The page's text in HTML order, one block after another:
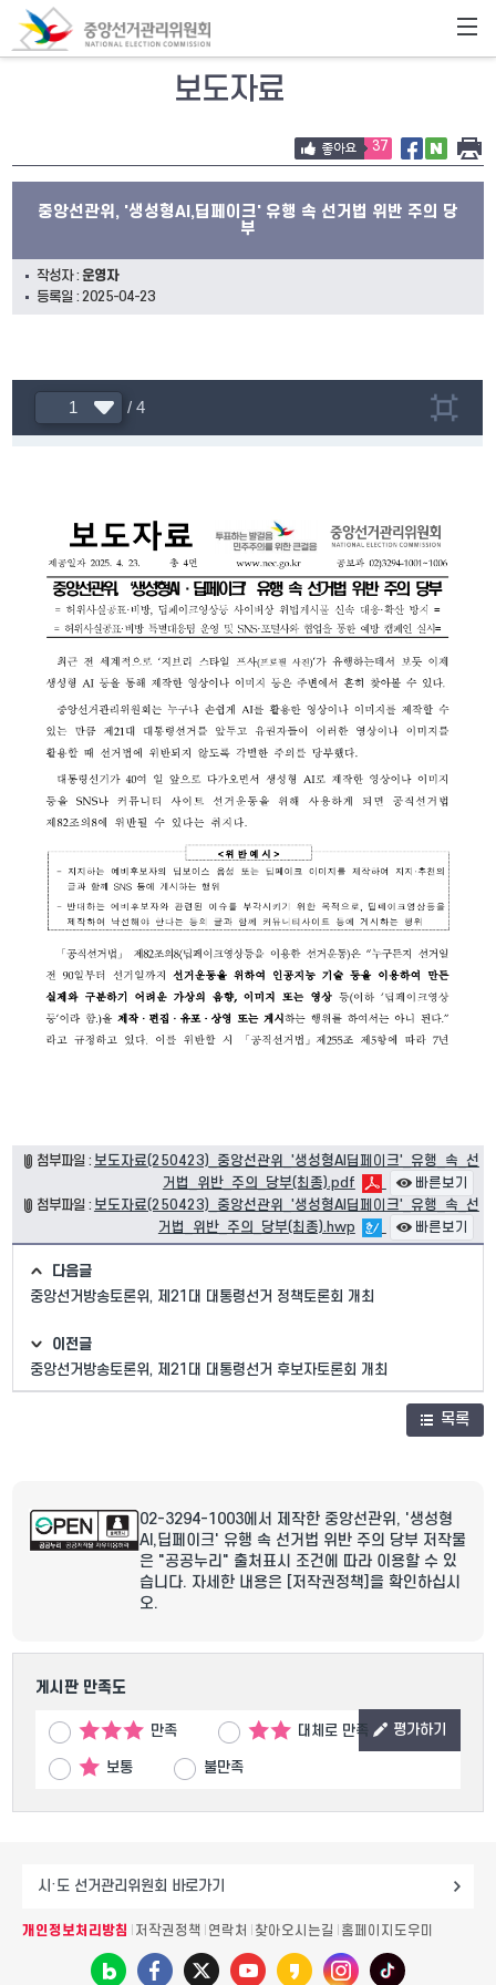
보도자료
37
중앙선관위, '생성형AI,딥페이크' 유행 속 선거법 위반 주의 당
부
작성자 :운영자
등록일 : 2025-04-23
첨부파일 : 보도자료(250423)_중앙선관위_'생성형AI딥페이크'_유행_속_선
거법_위반_주의_당부(최종).pdf
빠른보기
첨부파일 : 보도자료(250423)_중앙선관위_'생성형AI딥페이크'_유행_속_선
거법_위반_주의_당부(최종).hwp
빠른보기
다음글
중앙선거방송토론위, 제21대 대통령선거 정책토론회 개최
이전글
중앙선거방송토론위, 제21대 대통령선거 후보자토론회 개최
목록
02-3294-1003에서 제작한 중앙선관위, '생성형
AI,딥페이크' 유행 속 선거법 위반 주의 당부 저작물
은 "공공누리" 출처표시
조건에 따라 이용할 수 있
습니다. 자세한 내용은
[저작권정책] 을 확인하십시
오.
게시판 만족도
만족 대체로 만족
보통 불만족
평가하기
개인정보처리방침 저작권정책 연락처 찾아오시는길 홈페이지도우미